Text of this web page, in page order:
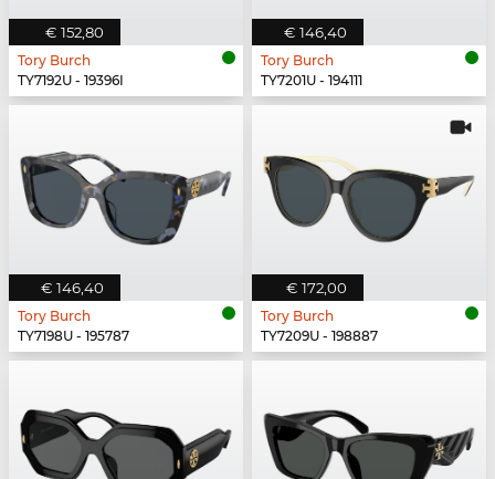
€ 152,80
Tory Burch
TY7192U - 19396I
€ 146,40
Tory Burch
TY7201U - 194111
€ 146,40
Tory Burch
TY7198U - 195787
€ 172,00
Tory Burch
TY7209U - 198887